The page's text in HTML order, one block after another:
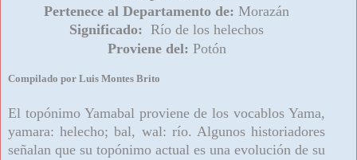
Pertenece al Departamento de: Morazán
Significado: Río de los helechos
Proviene del: Potón
Compilado por Luis Montes Brito
El topónimo Yamabal proviene de los vocablos Yama,
yamara: helecho; bal, wal: río. Algunos historiadores
señalan que su topónimo actual es una evolución de su